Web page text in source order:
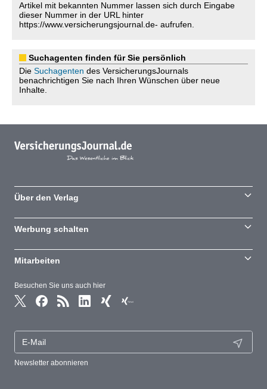
Artikel mit bekannten Nummer lassen sich durch Eingabe
dieser Nummer in der URL hinter
https://www.versicherungsjournal.de- aufrufen.
Suchagenten finden für Sie persönlich
Die Suchagenten des VersicherungsJournals
benachrichtigen Sie nach Ihren Wünschen über neue
Inhalte.
Besuchen Sie uns auch hier
Newsletter abonnieren
Über den Verlag
Werbung schalten
Mitarbeiten